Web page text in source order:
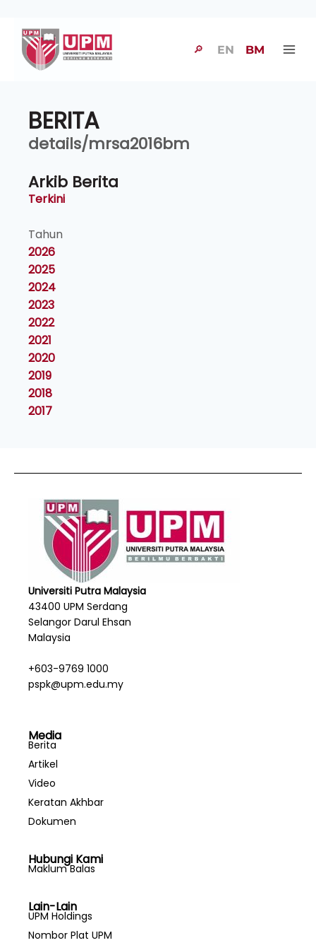
🔎 EN BM
BERITA
details/mrsa2016bm
Arkib Berita
Terkini
Tahun
2026
2025
2024
2023
2022
2021
2020
2019
2018
2017
Universiti Putra Malaysia
43400 UPM Serdang
Selangor Darul Ehsan
Malaysia
+603-9769 1000
pspk@upm.edu.my
Media
Berita
Artikel
Video
Keratan Akhbar
Dokumen
Hubungi Kami
Maklum Balas
Lain-Lain
UPM Holdings
Nombor Plat UPM